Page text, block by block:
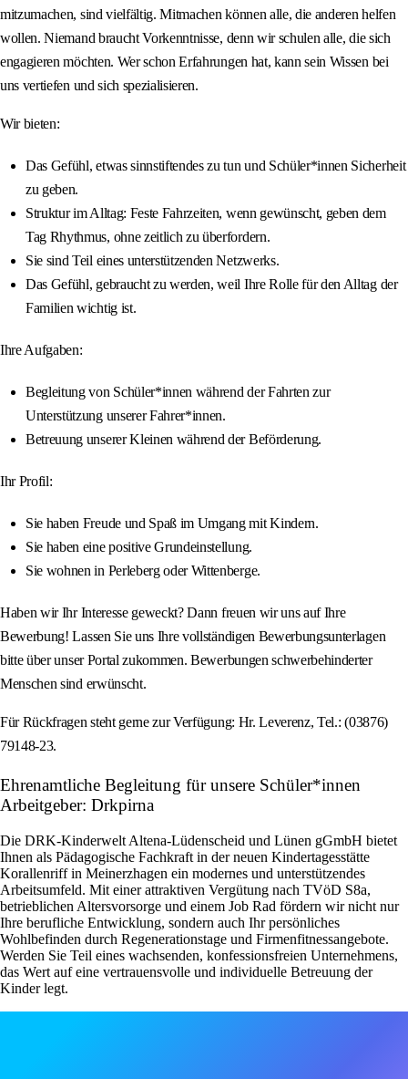
mitzumachen, sind vielfältig. Mitmachen können alle, die anderen helfen
wollen. Niemand braucht Vorkenntnisse, denn wir schulen alle, die sich
engagieren möchten. Wer schon Erfahrungen hat, kann sein Wissen bei
uns vertiefen und sich spezialisieren.
Wir bieten:
Das Gefühl, etwas sinnstiftendes zu tun und Schüler*innen Sicherheit
zu geben.
Struktur im Alltag: Feste Fahrzeiten, wenn gewünscht, geben dem
Tag Rhythmus, ohne zeitlich zu überfordern.
Sie sind Teil eines unterstützenden Netzwerks.
Das Gefühl, gebraucht zu werden, weil Ihre Rolle für den Alltag der
Familien wichtig ist.
Ihre Aufgaben:
Begleitung von Schüler*innen während der Fahrten zur
Unterstützung unserer Fahrer*innen.
Betreuung unserer Kleinen während der Beförderung.
Ihr Profil:
Sie haben Freude und Spaß im Umgang mit Kindern.
Sie haben eine positive Grundeinstellung.
Sie wohnen in Perleberg oder Wittenberge.
Haben wir Ihr Interesse geweckt? Dann freuen wir uns auf Ihre
Bewerbung! Lassen Sie uns Ihre vollständigen Bewerbungsunterlagen
bitte über unser Portal zukommen. Bewerbungen schwerbehinderter
Menschen sind erwünscht.
Für Rückfragen steht gerne zur Verfügung: Hr. Leverenz, Tel.: (03876)
79148-23.
Ehrenamtliche Begleitung für unsere Schüler*innen
Arbeitgeber: Drkpirna
Die DRK-Kinderwelt Altena-Lüdenscheid und Lünen gGmbH bietet
Ihnen als Pädagogische Fachkraft in der neuen Kindertagesstätte
Korallenriff in Meinerzhagen ein modernes und unterstützendes
Arbeitsumfeld. Mit einer attraktiven Vergütung nach TVöD S8a,
betrieblichen Altersvorsorge und einem Job Rad fördern wir nicht nur
Ihre berufliche Entwicklung, sondern auch Ihr persönliches
Wohlbefinden durch Regenerationstage und Firmenfitnessangebote.
Werden Sie Teil eines wachsenden, konfessionsfreien Unternehmens,
das Wert auf eine vertrauensvolle und individuelle Betreuung der
Kinder legt.